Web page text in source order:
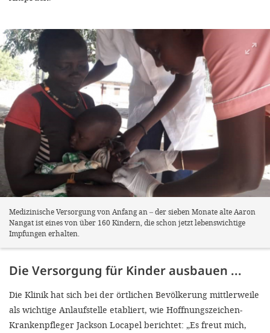
Medizinische Versorgung von Anfang an – der sieben Monate alte Aaron
Nangat ist eines von über 160 Kindern, die schon jetzt lebenswichtige
Impfungen erhalten.
Die Versorgung für Kinder ausbauen ...
Die Klinik hat sich bei der örtlichen Bevölkerung mittlerweile
als wichtige Anlaufstelle etabliert, wie Hoffnungszeichen-
Krankenpfleger Jackson Locapel berichtet: „Es freut mich,